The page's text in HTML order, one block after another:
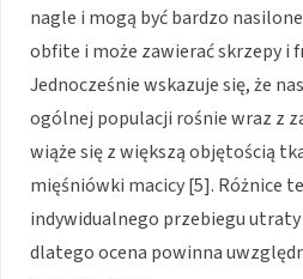
nagle i mogą być bardzo
obfite i może zawierać skrzepy i
Jednocześnie wskazuje się, że
ogólnej populacji rośnie wraz z
wiąże się z większą objętością
mięśniówki macicy [5]. Różnice
indywidualnego przebiegu utraty
dlatego ocena powinna